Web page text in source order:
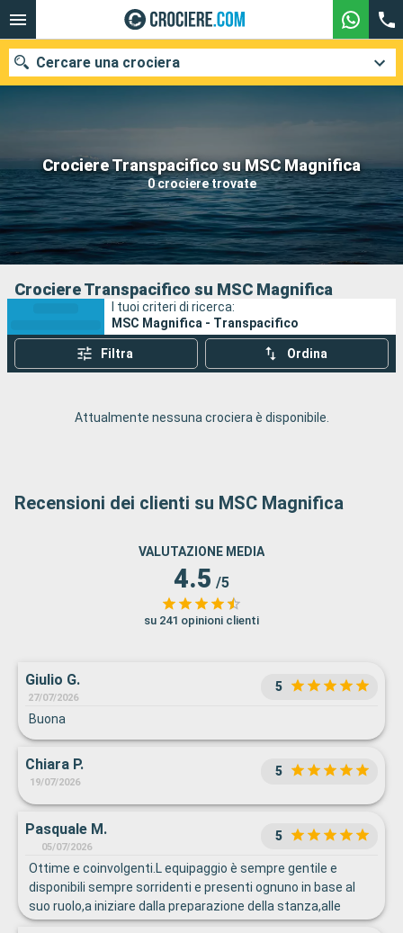
Crociere Transpacifico su MSC Magnifica
0 crociere trovate
Cercare una crociera
Le nostre destinazioni
Mesi di partenza
Porti Compagnie
Ricerca
Crociere Transpacifico su MSC Magnifica
I tuoi criteri di ricerca:
MSC Magnifica - Transpacifico
Filtra Ordina
Attualmente nessuna crociera è disponibile.
Recensioni dei clienti su MSC Magnifica
VALUTAZIONE MEDIA
4.5 /5
su 241 opinioni clienti
Giulio G.
27/07/2026
5
Buona
Chiara P.
19/07/2026
5
Pasquale M.
05/07/2026
5
Ottime e coinvolgenti.L equipaggio è sempre gentile e
disponibili sempre sorridenti e presenti ognuno in base al
suo ruolo,a iniziare dalla preparazione della stanza,alle
ragazze del servizio ristorante,a quelli del buffet,ottima